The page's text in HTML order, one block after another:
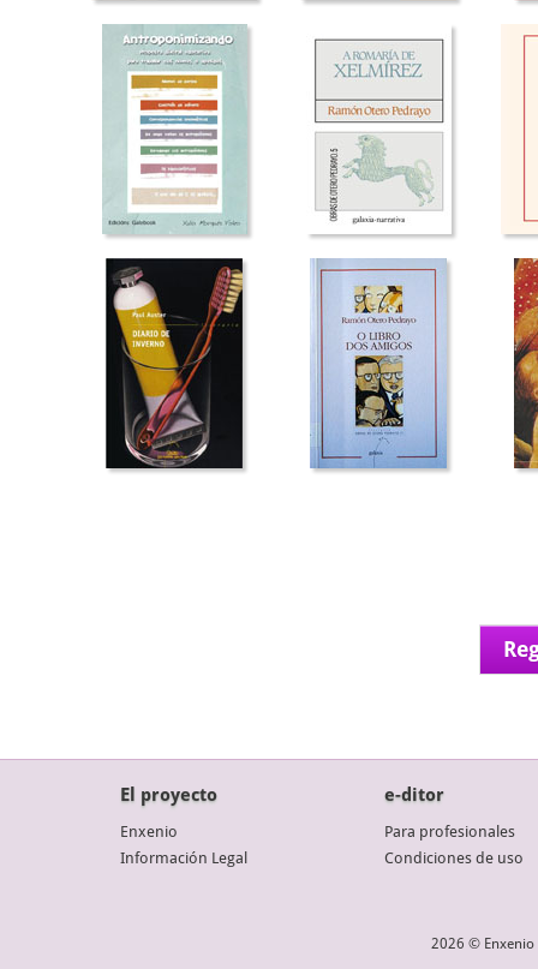
El proyecto
Enxenio
Información Legal
e-ditor
Para profesionales
Condiciones de uso
2026 © Enxenio